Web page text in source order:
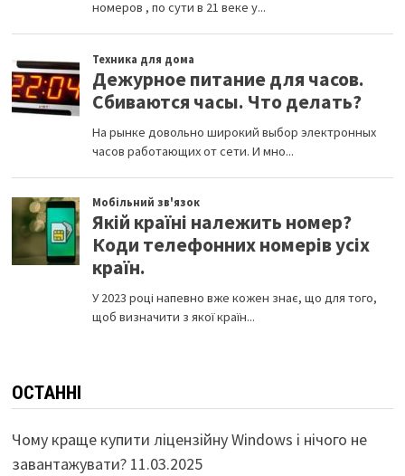
ОСТАННІ
Чому краще купити ліцензійну Windows і нічого не
завантажувати? 11.03.2025